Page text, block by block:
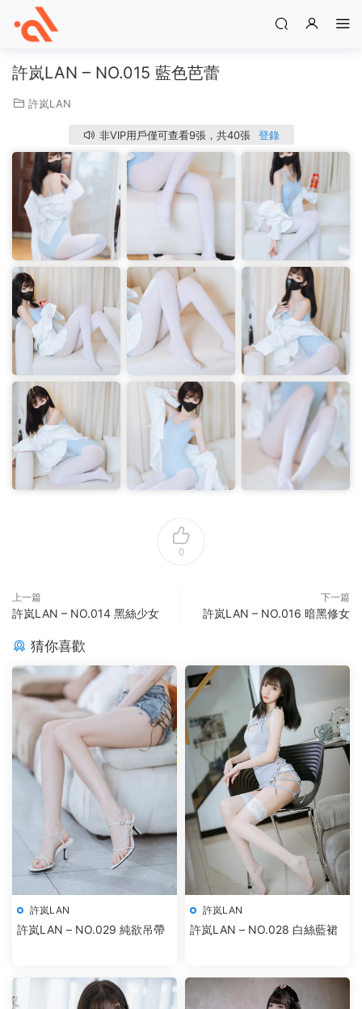
許岚LAN – NO.015 藍色芭蕾
許岚LAN
非VIP用戶僅可查看9張，共40張 登錄
0
上一篇
許岚LAN – NO.014 黑絲少女
下一篇
許岚LAN – NO.016 暗黑修女
猜你喜歡
許岚LAN
許岚LAN – NO.029 純欲吊帶
許岚LAN
許岚LAN – NO.028 白絲藍裙